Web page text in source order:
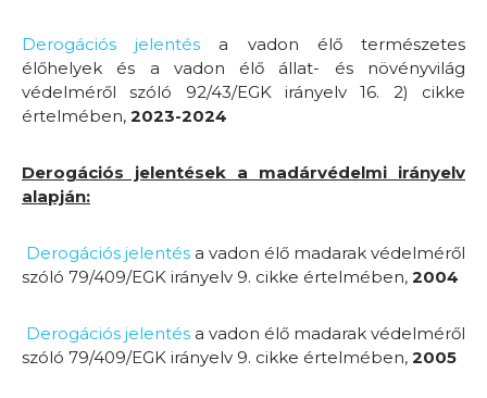
Derogációs jelentés a vadon élő természetes
élőhelyek és a vadon élő állat- és növényvilág
védelméről szóló 92/43/EGK irányelv 16. 2) cikke
értelmében, 2023-2024
Derogációs jelentések a madárvédelmi irányelv
alapján:
Derogációs jelentés a vadon élő madarak védelméről
szóló 79/409/EGK irányelv 9. cikke értelmében, 2004
Derogációs jelentés a vadon élő madarak védelméről
szóló 79/409/EGK irányelv 9. cikke értelmében, 2005